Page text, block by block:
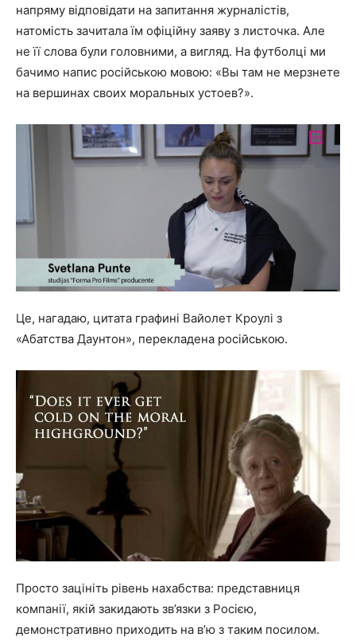
напряму відповідати на запитання журналістів,
натомість зачитала їм офіційну заяву з листочка. Але
не її слова були головними, а вигляд. На футболці ми
бачимо напис російською мовою: «Вы там не мерзнете
на вершинах своих моральных устоев?».
Це, нагадаю, цитата графині Вайолет Кроулі з
«Абатства Даунтон», перекладена російською.
Просто зацініть рівень нахабства: представниця
компанії, якій закидають зв’язки з Росією,
демонстративно приходить на в’ю з таким посилом.